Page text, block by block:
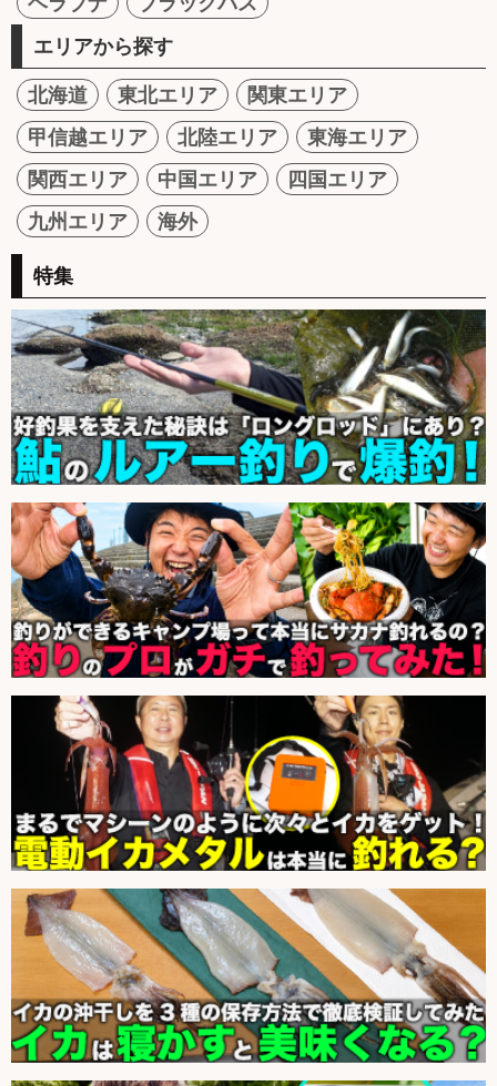
エリアから探す
北海道 東北エリア
関東エリア
甲信越エリア
北陸エリア
東海エリア
関西エリア
中国エリア
四国エリア
九州エリア
海外
特集